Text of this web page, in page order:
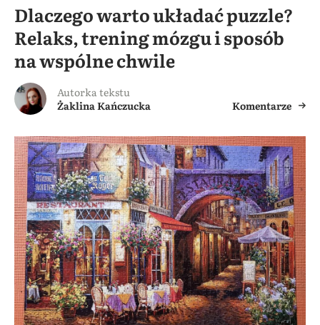
Dlaczego warto układać puzzle?
Relaks, trening mózgu i sposób
na wspólne chwile
Autorka tekstu
Żaklina Kańczucka
Komentarze